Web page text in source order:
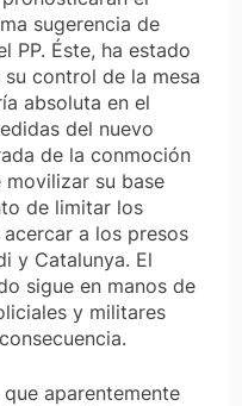
sugerencia de
PP. Éste, ha estado
control de la mesa
absoluta en el
del nuevo
de la conmoción
su base
de limitar los
a los presos
y Catalunya. El
sigue en manos de
y militares
aparentemente